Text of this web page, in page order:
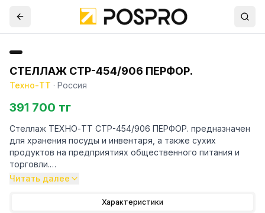
СТЕЛЛАЖ СТР-454/906 ПЕРФОР.
Техно-ТТ · Россия
391 700 тг
Стеллаж ТЕХНО-ТТ СТР-454/906 ПЕРФОР. предназначен
для хранения посуды и инвентаря, а также сухих
продуктов на предприятиях общественного питания и
торговли.
Читать далее
Характеристики